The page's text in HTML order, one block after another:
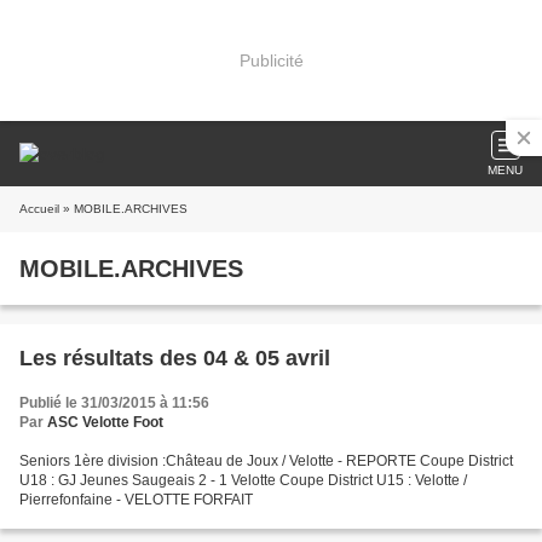
Publicité
MENU
Accueil » MOBILE.ARCHIVES
MOBILE.ARCHIVES
Les résultats des 04 & 05 avril
Publié le 31/03/2015 à 11:56
Par ASC Velotte Foot
Seniors 1ère division :Château de Joux / Velotte - REPORTE Coupe District
U18 : GJ Jeunes Saugeais 2 - 1 Velotte Coupe District U15 : Velotte /
Pierrefonfaine - VELOTTE FORFAIT